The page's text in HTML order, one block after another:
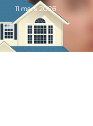
11 mars 2026